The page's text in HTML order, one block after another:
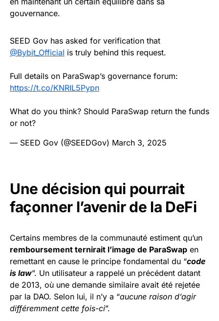
gouvernance.
SEED Gov has asked for verification that
@Bybit_Official is truly behind this request.
Full details on ParaSwap’s governance forum:
https://t.co/KNRIL5Pypn
What do you think? Should ParaSwap return the funds
or not?
— SEED Gov (@SEEDGov) March 3, 2025
Une décision qui pourrait
façonner l’avenir de la DeFi
Certains membres de la communauté estiment qu’un
remboursement ternirait l’image de ParaSwap en
remettant en cause le principe fondamental du “code
is law”. Un utilisateur a rappelé un précédent datant
de 2013, où une demande similaire avait été rejetée
par la DAO. Selon lui, il n’y a “aucune raison d’agir
différemment cette fois-ci”.